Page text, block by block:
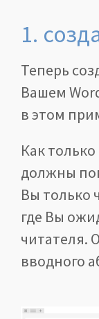
1.
Теперь
Вашем
в этом
Как
должны
Вы только
где Вы
читателя.
вводного